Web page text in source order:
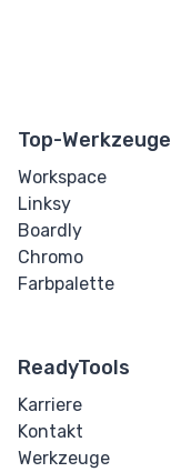
Top-Werkzeuge
Workspace
Linksy
Boardly
Chromo
Farbpalette
ReadyTools
Karriere
Kontakt
Werkzeuge